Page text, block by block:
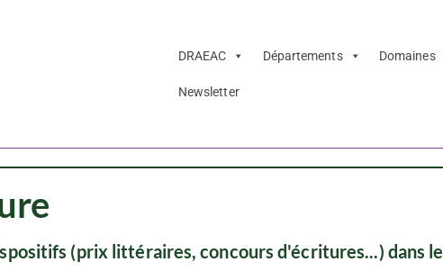
DRAEAC Départements Domaines
Newsletter
(prix littéraires, concours d'écritures...) dans le